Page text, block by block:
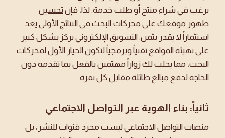
يرغب في شراء منتج أو طلب خدمة. لذا، فإنتحسين
ظهور موقعك علي محركات البحثفي النتائج الأولى يعد
استثماراً لا يقدر بثمن. التسويق الإلكتروني يركز بشكل كبير
على تهيئة المواقع تقنياً وبرمجياً لتكون الخيار الأول لمحركات
البحث، مما يجلب لك زواراً مهتمين بالفعل بما تقدمه دون
الحاجة لدفع مبالغ طائلة مقابل كل نقرة.
ثانياً: بناء الهوية عبر التواصل الاجتماعي
منصات التواصل الاجتماعي ليست مجرد قنوات للنشر، بل